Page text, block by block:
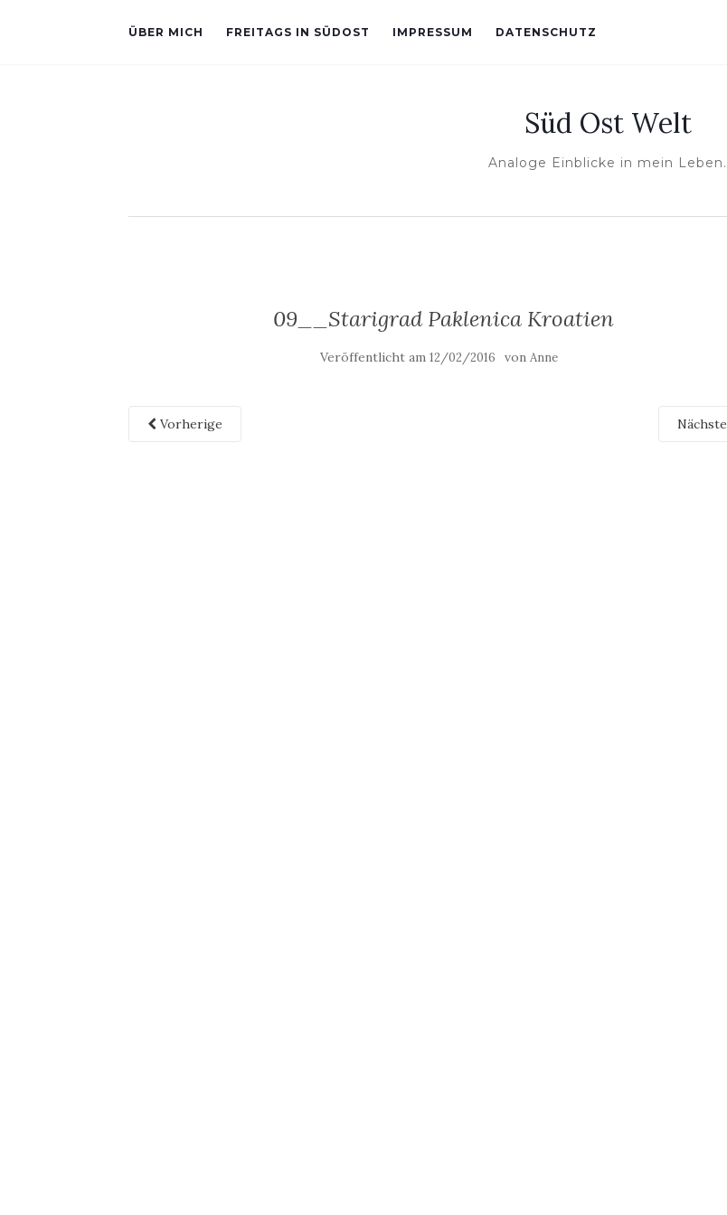
ÜBER MICH FREITAGS IN SÜDOST IMPRESSUM DATENSCHUTZ
Süd Ost Welt
Analoge Einblicke in mein Leben.
09__Starigrad Paklenica Kroatien
Veröffentlicht am 12/02/2016 von Anne
Vorherige Nächste